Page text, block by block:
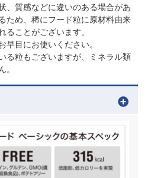
、質感などに違いのある場合があ
ため、稀にフード粒に原材料由来
ることがございます。
目にお使いください。
る粒もございますが、ミネラル類
。